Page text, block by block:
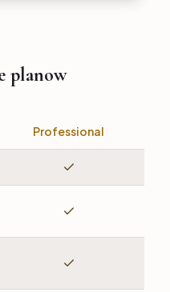
planow
Professional